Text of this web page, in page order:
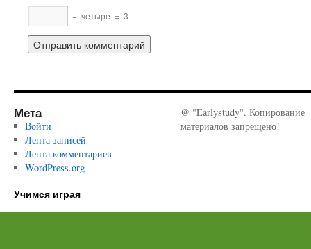
− четыре = 3
Мета
Войти
Лента записей
Лента комментариев
WordPress.org
@ "Earlystudy". Копирование
материалов запрещено!
Учимся играя